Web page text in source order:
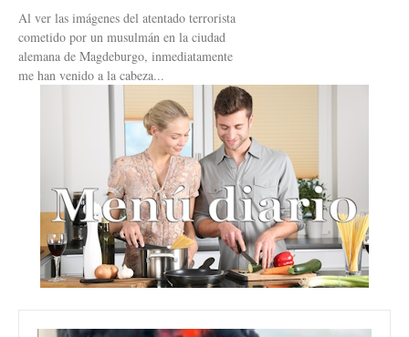
Al ver las imágenes del atentado terrorista
cometido por un musulmán en la ciudad
alemana de Magdeburgo, inmediatamente
me han venido a la cabeza...